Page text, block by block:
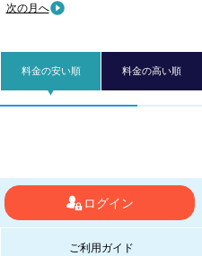
次の月へ
料金の安い順 料金の高い順
ログイン
ご利用ガイド